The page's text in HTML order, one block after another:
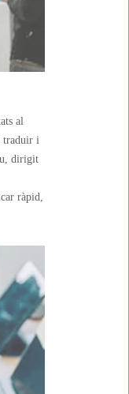
al
traduir i
dirigit
ràpid,